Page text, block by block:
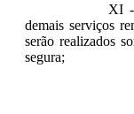
XI -
demais serviços
serão realizados
segura;